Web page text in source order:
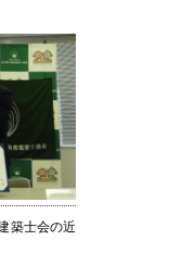
築士会の近